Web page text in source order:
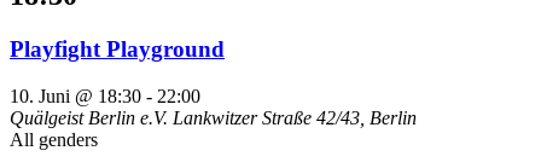
Playfight Playground
10. Juni @ 18:30 - 22:00
Quälgeist Berlin e.V. Lankwitzer Straße 42/43, Berlin
All genders